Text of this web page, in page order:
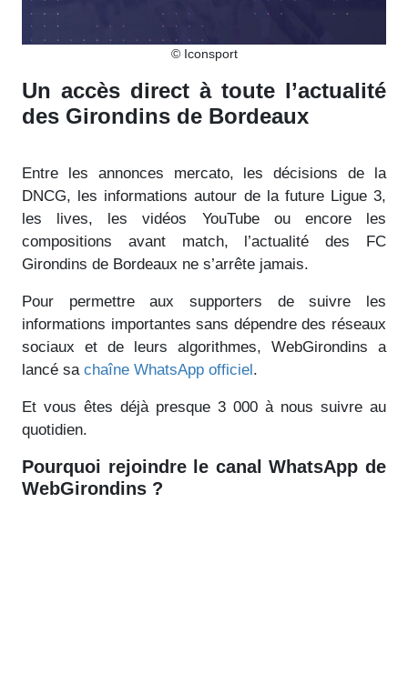
© Iconsport
Un accès direct à toute l’actualité
des Girondins de Bordeaux
Entre les annonces mercato, les décisions de la
DNCG, les informations autour de la future Ligue 3,
les lives, les vidéos YouTube ou encore les
compositions avant match, l’actualité des FC
Girondins de Bordeaux ne s’arrête jamais.
Pour permettre aux supporters de suivre les
informations importantes sans dépendre des réseaux
sociaux et de leurs algorithmes, WebGirondins a
lancé sa chaîne WhatsApp officiel.
Et vous êtes déjà presque 3 000 à nous suivre au
quotidien.
Pourquoi rejoindre le canal WhatsApp de
WebGirondins ?